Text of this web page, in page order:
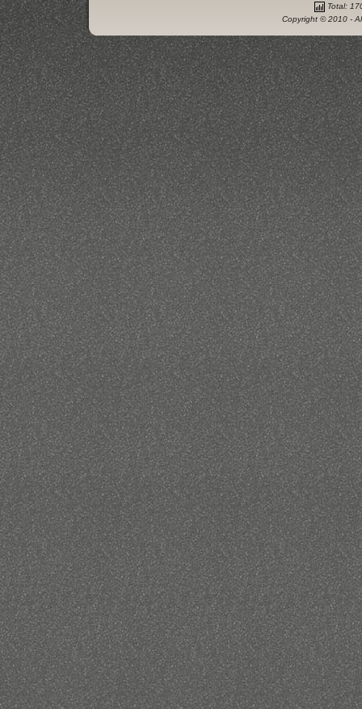
Total:
Copyright © 2010 -